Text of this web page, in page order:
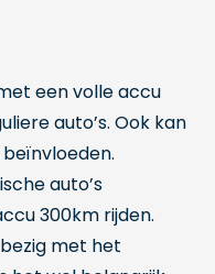
een volle accu
auto’s. Ook kan
auto’s
300km rijden.
met het